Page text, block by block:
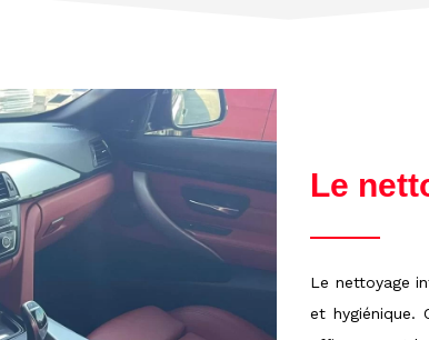
Le
Le nettoyage
et hygiénique.